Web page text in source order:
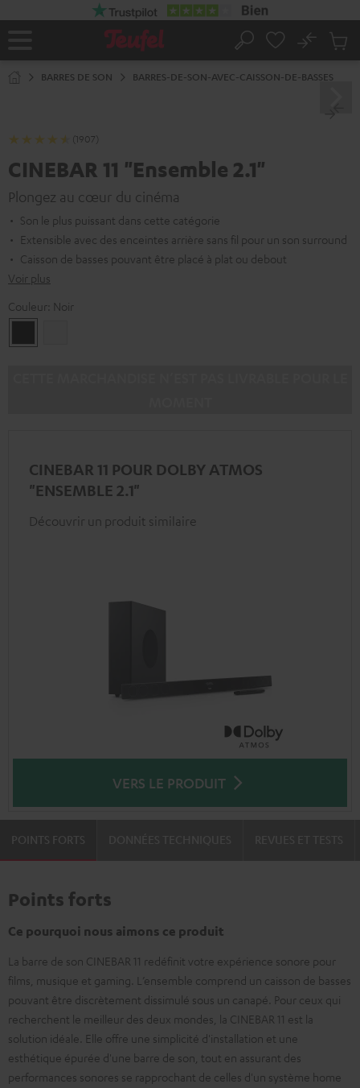
Page
Rechercher
No
du
BARRES DE SON BARRES-DE-SON-AVEC-CAISSON-DE-BASSES
(1907)
CINEBAR 11 "Ensemble 2.1"
Plongez au cœur du cinéma
Son le plus puissant dans cette catégorie
Extensible avec des enceintes arrière sans fil pour un son surround
Caisson de basses pouvant être placé à plat ou debout
Voir plus
Couleur: Noir
CINEBAR 11 POUR DOLBY ATMOS
"ENSEMBLE 2.1"
Découvrir un produit similaire
VERS LE PRODUIT
POINTS FORTS
Points forts
Ce pourquoi nous aimons ce produit
La barre de son CINEBAR 11 redéfinit votre expérience sonore pour
films, musique et gaming. L’ensemble comprend un caisson de basses
pouvant être discrètement dissimulé sous un canapé. Pour ceux qui
recherchent le meilleur des deux mondes, la CINEBAR 11 est la
solution idéale. Elle offre une simplicité d'installation et une
esthétique épurée d'une barre de son, tout en assurant des
performances sonores se rapprochant de celles d'un système home